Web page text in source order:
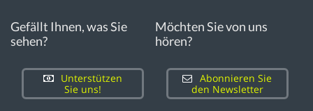
Gefällt Ihnen, was Sie
sehen?
Unterstützen
Sie uns!
Möchten Sie von uns
hören?
Abonnieren Sie
den Newsletter